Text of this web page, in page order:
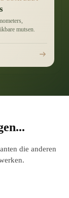
mutsen.
die anderen